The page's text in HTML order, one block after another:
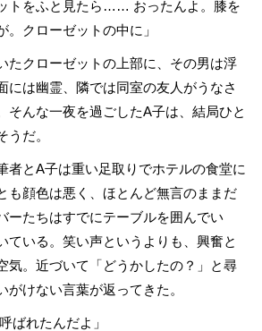
トをふと見たら…… おったんよ。膝を
クローゼットの中に」
クローゼットの上部に、その男は浮
には幽霊、隣では同室の友人がうなさ
そんな一夜を過ごしたA子は、結局ひと
だ。
とA子は重い足取りでホテルの食堂に
も顔色は悪く、ほとんど無言のままだ
ーたちはすでにテーブルを囲んでい
ている。笑い声というよりも、興奮と
気。近づいて「どうかしたの？」と尋
がけない言葉が返ってきた。
れたんだよ」